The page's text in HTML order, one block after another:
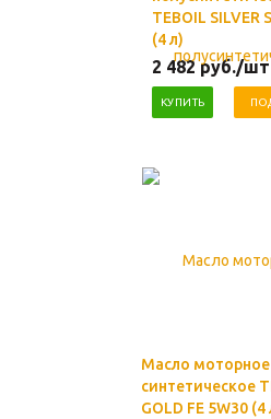
TEBOIL SILVER
(4 л)
2 482руб./шт
КУПИТЬ
Масло моторное
синтетическое
GOLD FE 5W30 (4